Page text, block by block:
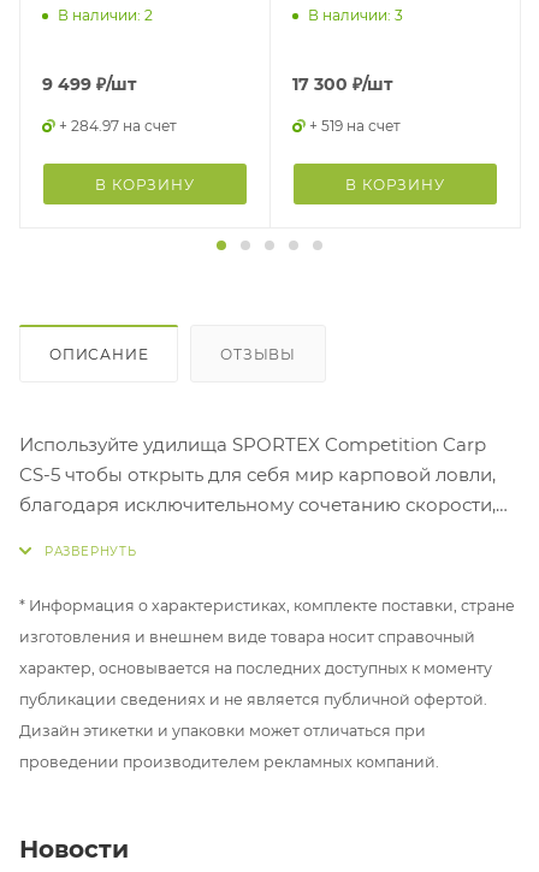
В наличии: 2
9 499 ₽/шт
+ 284.97 на счет
В КОРЗИНУ
В наличии: 3
17 300 ₽/шт
+ 519 на счет
В КОРЗИНУ
ОПИСАНИЕ ОТЗЫВЫ
Используйте удилища SPORTEX Competition Carp
CS-5 чтобы открыть для себя мир карповой ловли,
благодаря исключительному сочетанию скорости,
же время невероятно прочный. Плетение карбона в
комлевой части очень плотное, выполнено по
технологии 3D-X Carbon, за счет него достигается
мощность и дальнобойность. Вы всегда будете
позволяет вам делать очень точные забросы,
* Информация о характеристиках, комплекте поставки, стране
изготовления и внешнем виде товара носит справочный
характер, основывается на последних доступных к моменту
публикации сведениях и не является публичной офертой.
Дизайн этикетки и упаковки может отличаться при
проведении производителем рекламных компаний.
Новости